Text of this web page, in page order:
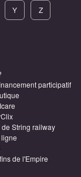
Y Z
participatif
String railway
de l'Empire